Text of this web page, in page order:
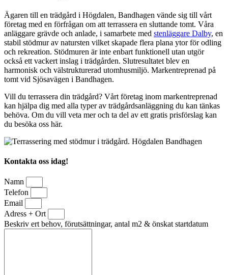
Ägaren till en trädgård i Högdalen, Bandhagen vände sig till vårt
företag med en förfrågan om att terrassera en sluttande tomt. Våra
anläggare grävde och anlade, i samarbete med stenläggare Dalby, en
stabil stödmur av natursten vilket skapade flera plana ytor för odling
och rekreation. Stödmuren är inte enbart funktionell utan utgör
också ett vackert inslag i trädgården. Slutresultatet blev en
harmonisk och välstrukturerad utomhusmiljö. Markentreprenad på
tomt vid Sjösavägen i Bandhagen.
Vill du terrassera din trädgård? Vårt företag inom markentreprenad
kan hjälpa dig med alla typer av trädgårdsanläggning du kan tänkas
behöva. Om du vill veta mer och ta del av ett gratis prisförslag kan
du besöka oss här.
Kontakta oss idag!
Namn
Telefon
Email
Adress + Ort
Beskriv ert behov, förutsättningar, antal m2 & önskat startdatum